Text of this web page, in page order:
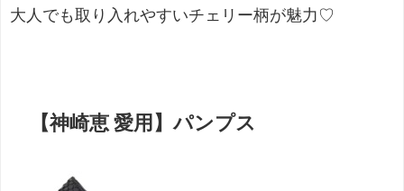
大人でも取り入れやすいチェリー柄が魅力♡
【神崎恵 愛用】パンプス